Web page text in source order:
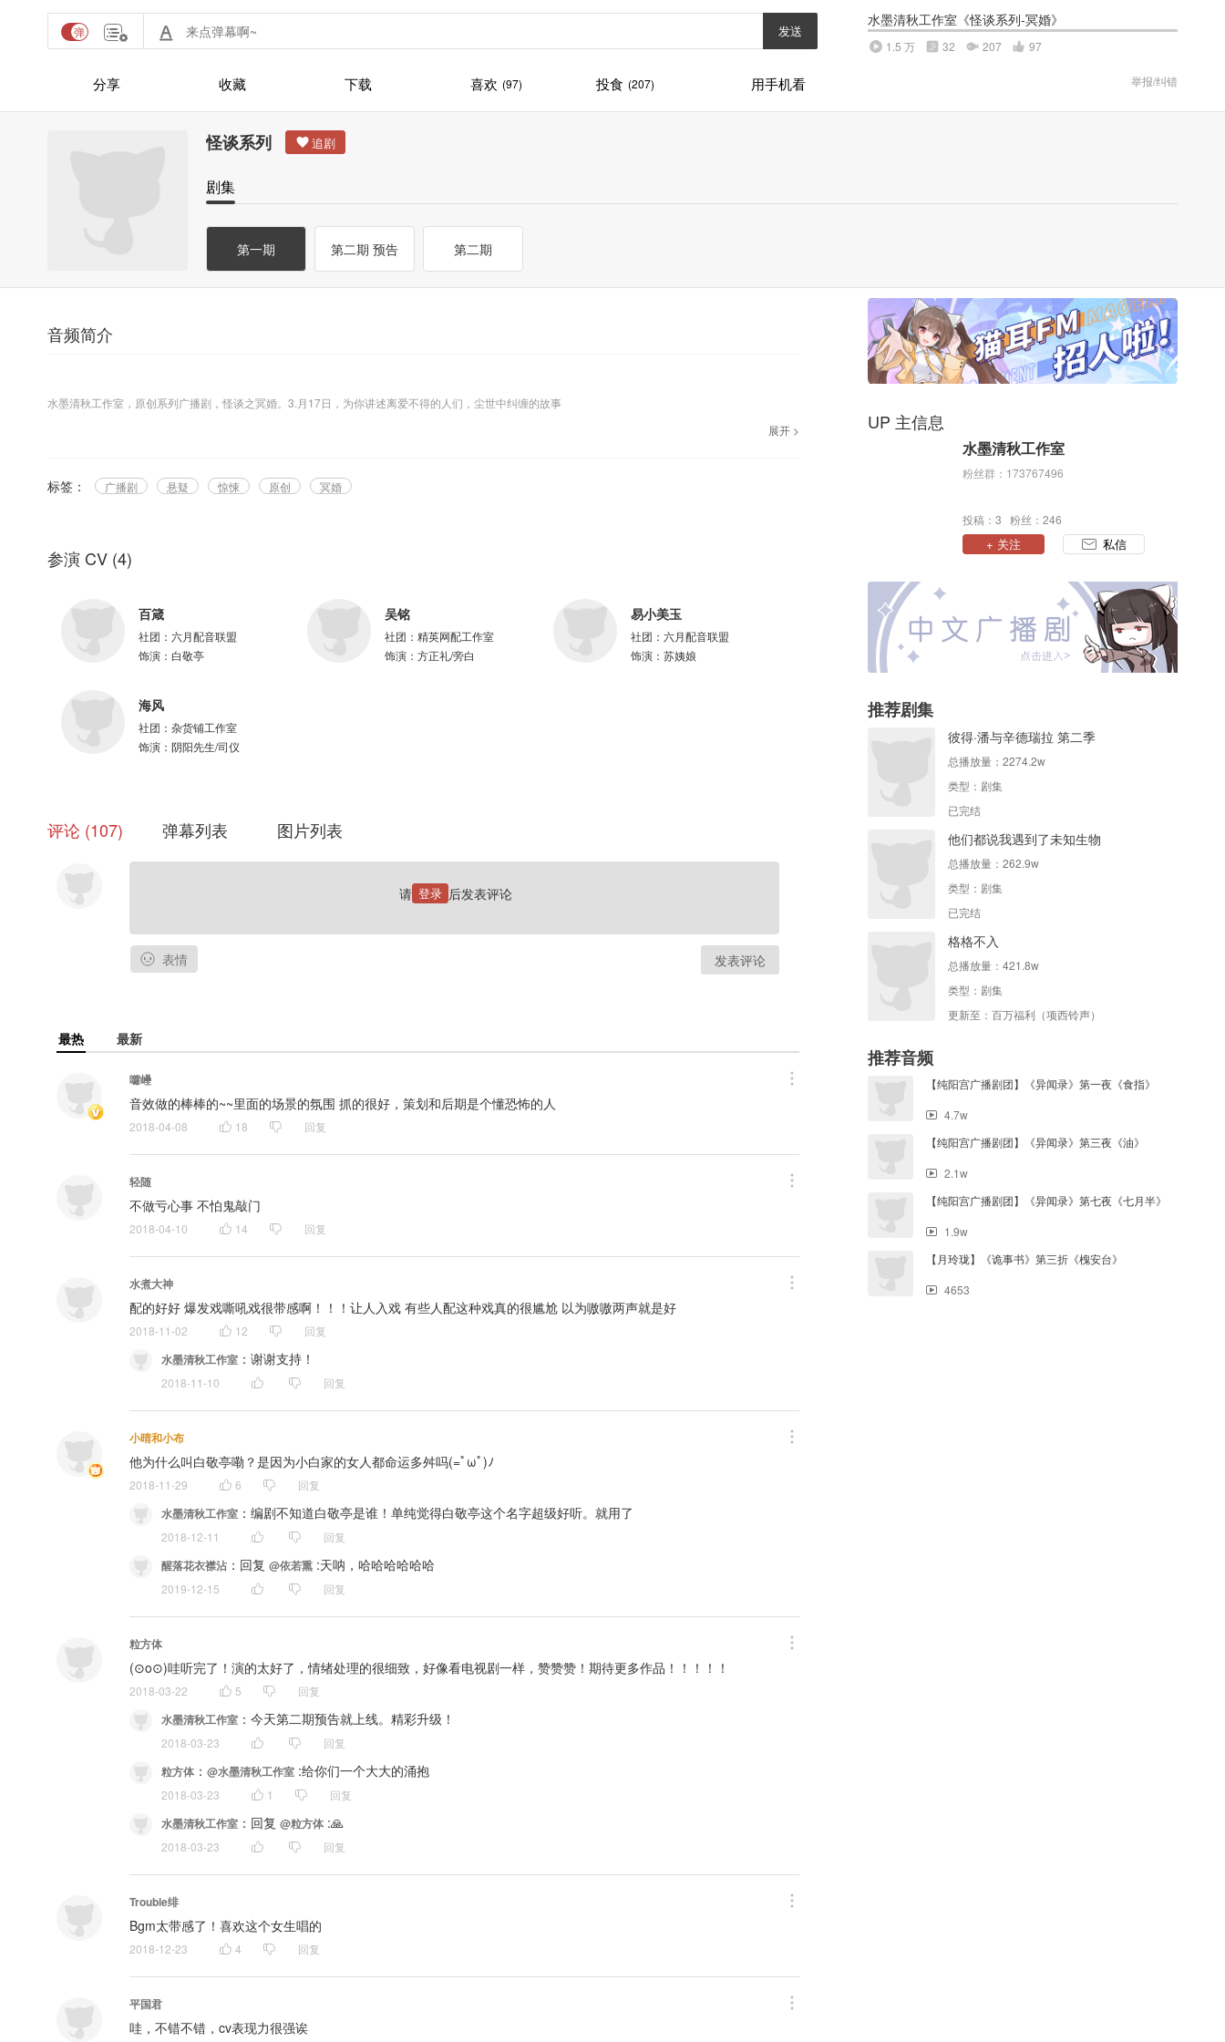
发送
分享 收藏 下载 喜欢 (97) 投食 (207) 用手机看
水墨清秋工作室《怪谈系列-冥婚》
1.5 万 32 207 97
举报/纠错
怪谈系列
剧集
第一期 第二期 预告 第二期
音频简介
水墨清秋工作室，原创系列广播剧，怪谈之冥婚。3.月17日，为你讲述离爱不得的人们，尘世中纠缠的故事
导 演——白羽牧
方黛菊/方黛梅—依若熏
钱婆 ——毒药
小翠 ——陆影筝
莲莲 ——徐安
苏姨娘 ——易小美玉
方正礼/旁白 ——吴铭
轿夫 ——小酉
县官 ——小代
展开 >
标签： 广播剧 悬疑 惊悚 原创 冥婚
参演 CV (4)
百箴
社团： 六月配音联盟
饰演： 白敬亭
吴铭
社团： 精英网配工作室
饰演： 方正礼/旁白
易小美玉
社团： 六月配音联盟
饰演： 苏姨娘
海风
社团： 杂货铺工作室
饰演： 阴阳先生/司仪
评论 107 弹幕列表 图片列表
请 登录 后发表评论
表情 发表评论
最热 最新
囖㠥
音效做的棒棒的~~里面的场景的氛围 抓的很好，策划和后期是个懂恐怖的人
2018-04-08 18 回复
轻随
不做亏心事 不怕鬼敲门
2018-04-10 14 回复
水煮大神
配的好好 爆发戏嘶吼戏很带感啊！！！让人入戏 有些人配这种戏真的很尴尬 以为嗷嗷两声就是好
2018-11-02 12 回复
水墨清秋工作室 ： 谢谢支持！
2018-11-10 回复
小晴和小布
他为什么叫白敬亭嘞？是因为小白家的女人都命运多舛吗(=ﾟωﾟ)ﾉ
2018-11-29 6 回复
水墨清秋工作室 ： 编剧不知道白敬亭是谁！单纯觉得白敬亭这个名字超级好听。就用了
2018-12-11 回复
醒落花衣襟沾 ： 回复 @依若熏 :天呐，哈哈哈哈哈哈
2019-12-15 回复
粒方体
(⊙o⊙)哇听完了！演的太好了，情绪处理的很细致，好像看电视剧一样，赞赞赞！期待更多作品！！！！！
2018-03-22 5 回复
水墨清秋工作室 ： 今天第二期预告就上线。精彩升级！
2018-03-23 回复
粒方体 ： @水墨清秋工作室 :给你们一个大大的涌抱
2018-03-23 1 回复
水墨清秋工作室 ： 回复 @粒方体 :🙏
2018-03-23 回复
Trouble绯
Bgm太带感了！喜欢这个女生唱的
2018-12-23 4 回复
平国君
哇，不错不错，cv表现力很强诶
UP 主信息
水墨清秋工作室
粉丝群：173767496
投稿：3 粉丝：246
+ 关注 私信
推荐剧集
彼得·潘与辛德瑞拉 第二季
总播放量： 2274.2w
类型： 剧集
已完结
他们都说我遇到了未知生物
总播放量： 262.9w
类型： 剧集
已完结
格格不入
总播放量： 421.8w
类型： 剧集
更新至：百万福利（项西铃声）
推荐音频
【纯阳宫广播剧团】《异闻录》第一夜《食指》
4.7w
【纯阳宫广播剧团】《异闻录》第三夜《油》
2.1w
【纯阳宫广播剧团】《异闻录》第七夜《七月半》
1.9w
【月玲珑】《诡事书》第三折《槐安台》
4653